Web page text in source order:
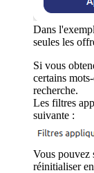
Dans
seules les
Si vous
certains
recherche.
Les filtres
suivante :
Vous pouvez
réinitialiser